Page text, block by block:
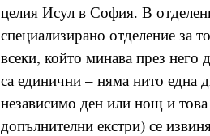
целия Исул в София. В
специализирано отделение за
всеки, който минава през него
са единични – няма нито една
независимо ден или нощ и това
допълнителни екстри) се